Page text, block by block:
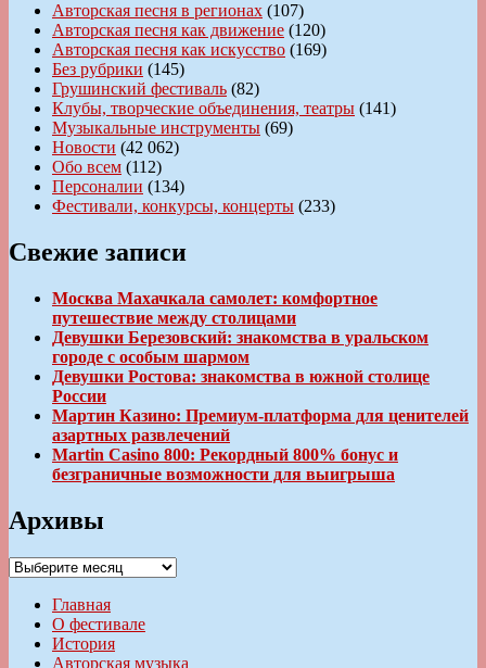
Авторская песня в регионах (107)
Авторская песня как движение (120)
Авторская песня как искусство (169)
Без рубрики (145)
Грушинский фестиваль (82)
Клубы, творческие объединения, театры (141)
Музыкальные инструменты (69)
Новости (42 062)
Обо всем (112)
Персоналии (134)
Фестивали, конкурсы, концерты (233)
Свежие записи
Москва Махачкала самолет: комфортное
путешествие между столицами
Девушки Березовский: знакомства в уральском
городе с особым шармом
Девушки Ростова: знакомства в южной столице
России
Мартин Казино: Премиум-платформа для ценителей
азартных развлечений
Martin Casino 800: Рекордный 800% бонус и
безграничные возможности для выигрыша
Архивы
Архивы
Главная
О фестивале
История
Авторская музыка